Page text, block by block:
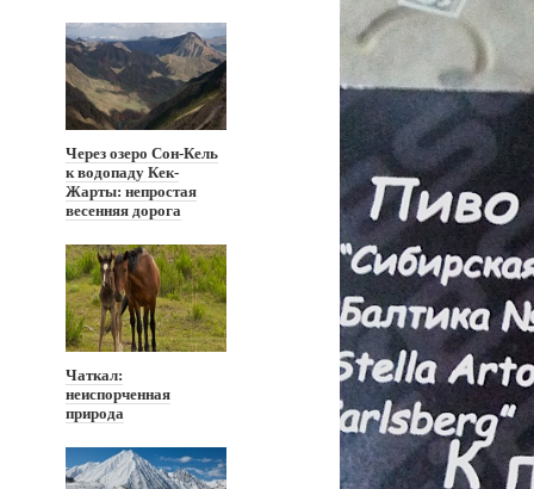
Через озеро Сон-Кель
к водопаду Кек-
Жарты: непростая
весенняя дорога
Чаткал:
неиспорченная
природа